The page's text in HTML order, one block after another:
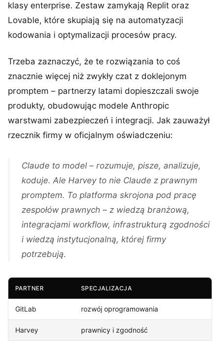
klasy enterprise. Zestaw zamykają Replit oraz
Lovable, które skupiają się na automatyzacji
kodowania i optymalizacji procesów pracy.
Trzeba zaznaczyć, że te rozwiązania to coś
znacznie więcej niż zwykły czat z doklejonym
promptem – partnerzy latami dopieszczali swoje
produkty, obudowując modele Anthropic
warstwami zabezpieczeń i integracji. Jak zauważył
rzecznik firmy w oficjalnym oświadczeniu:
Claude to model – rozumuje, pisze, analizuje,
koduje. Ale Harvey to nie Claude z prawnym
promptem. To platforma skrojona pod pracę
zespołów prawnych – z wiedzą branżową,
integracjami workflow, infrastrukturą zgodności
i wiedzą instytucjonalną, której firmy
potrzebują.
PARTNER SPECJALIZACJA
GitLab rozwój oprogramowania
Harvey prawnicy i zgodność